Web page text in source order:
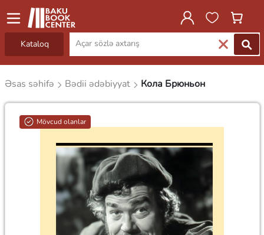
Kataloq
Əsas səhifə Bədii ədəbiyyat Кола Брюньон
Mövcud olanlar